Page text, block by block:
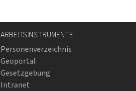
ARBEITSINSTRUMENTE
Personenverzeichnis
Geoportal
Gesetzgebung
Intranet